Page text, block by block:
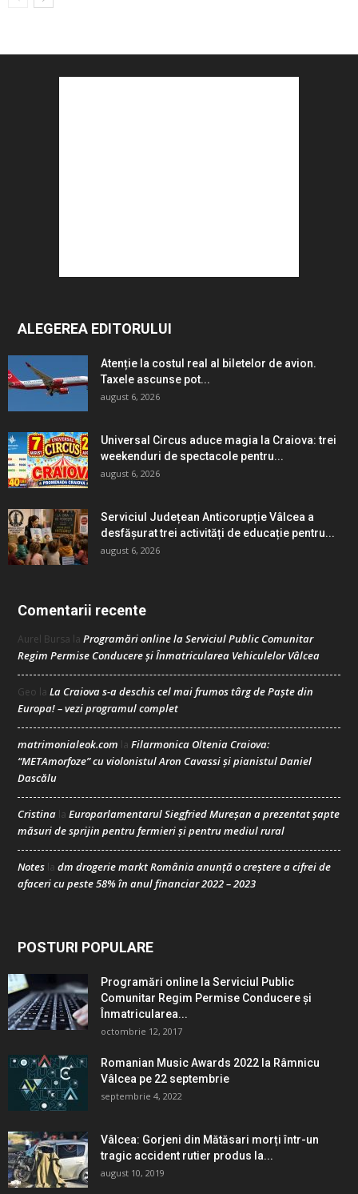
ALEGEREA EDITORULUI
Atenție la costul real al biletelor de avion.
Taxele ascunse pot...
august 6, 2026
Universal Circus aduce magia la Craiova: trei
weekenduri de spectacole pentru...
august 6, 2026
Serviciul Județean Anticorupție Vâlcea a
desfășurat trei activități de educație pentru...
august 6, 2026
Comentarii recente
Aurel Bursa la Programări online la Serviciul Public Comunitar
Regim Permise Conducere şi Înmatricularea Vehiculelor Vâlcea
Geo la La Craiova s-a deschis cel mai frumos târg de Paște din
Europa! – vezi programul complet
matrimonialeok.com la Filarmonica Oltenia Craiova:
“METAmorfoze” cu violonistul Aron Cavassi și pianistul Daniel
Dascălu
Cristina la Europarlamentarul Siegfried Mureșan a prezentat șapte
măsuri de sprijin pentru fermieri și pentru mediul rural
Notes la dm drogerie markt România anunță o creștere a cifrei de
afaceri cu peste 58% în anul financiar 2022 – 2023
POSTURI POPULARE
Programări online la Serviciul Public
Comunitar Regim Permise Conducere şi
Înmatricularea...
octombrie 12, 2017
Romanian Music Awards 2022 la Râmnicu
Vâlcea pe 22 septembrie
septembrie 4, 2022
Vâlcea: Gorjeni din Mătăsari morți într-un
tragic accident rutier produs la...
august 10, 2019